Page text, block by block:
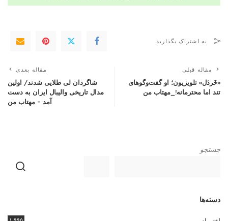
به اشتراک بگذارید
مقاله قبلی
«خَردَل» تلویزیون؛ او گفت‌وگوهای
تند اما محترمانه!_مهتاب من
مقاله بعدی
شاگردان لی طلایی شدند/ اولین
مدال تاریخی والیبال ایران به دست
آمد – مهتاب من
جستجو
دسته‌ها